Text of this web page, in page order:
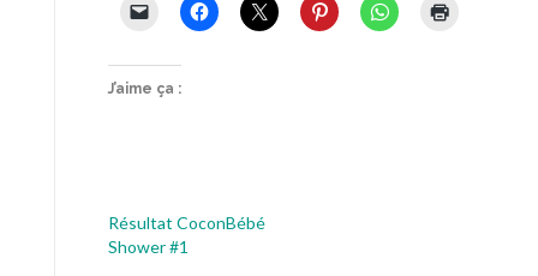
J’aime ça :
Résultat CoconBébé
Shower #1